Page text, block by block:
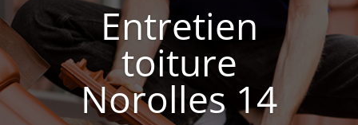
Entretien
toiture
Norolles 14